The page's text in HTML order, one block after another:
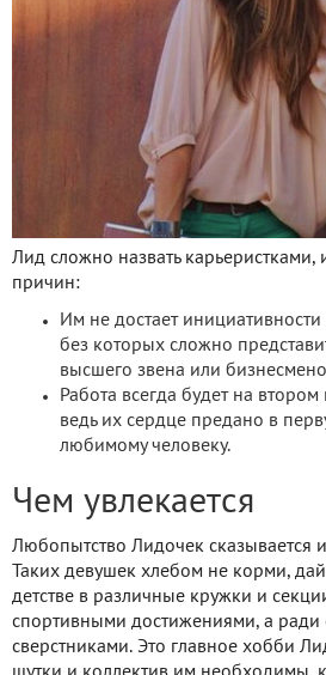
Лид сложно назвать карьеристками,
причин:
Им не достает
без которых сложно
высшего звена или
Работа всегда будет на
ведь их сердце предано в
любимому человеку.
Чем увлекается
Любопытство Лидочек сказывается
Таких девушек хлебом не корми,
детстве в различные кружки и
спортивными достижениями, а ради
сверстниками. Это главное хобби